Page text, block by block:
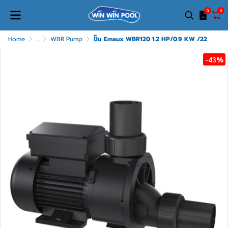
0 0
Home ... WBR Pump ปั๊ม Emaux WBR120 1.2 HP/0.9 KW /220V 1 Phase
-43%